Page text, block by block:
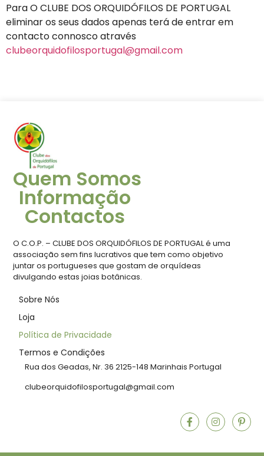
Para O CLUBE DOS ORQUIDÓFILOS DE PORTUGAL
eliminar os seus dados apenas terá de entrar em
contacto connosco através
clubeorquidofilosportugal@gmail.com
Quem Somos
Informação
Contactos
O C.O.P. – CLUBE DOS ORQUIDÓFILOS DE PORTUGAL é uma
associação sem fins lucrativos que tem como objetivo
juntar os portugueses que gostam de orquídeas
divulgando estas joias botânicas.
Sobre Nós
Loja
Política de Privacidade
Termos e Condições
Rua dos Geadas, Nr. 36 2125-148 Marinhais Portugal
clubeorquidofilosportugal@gmail.com